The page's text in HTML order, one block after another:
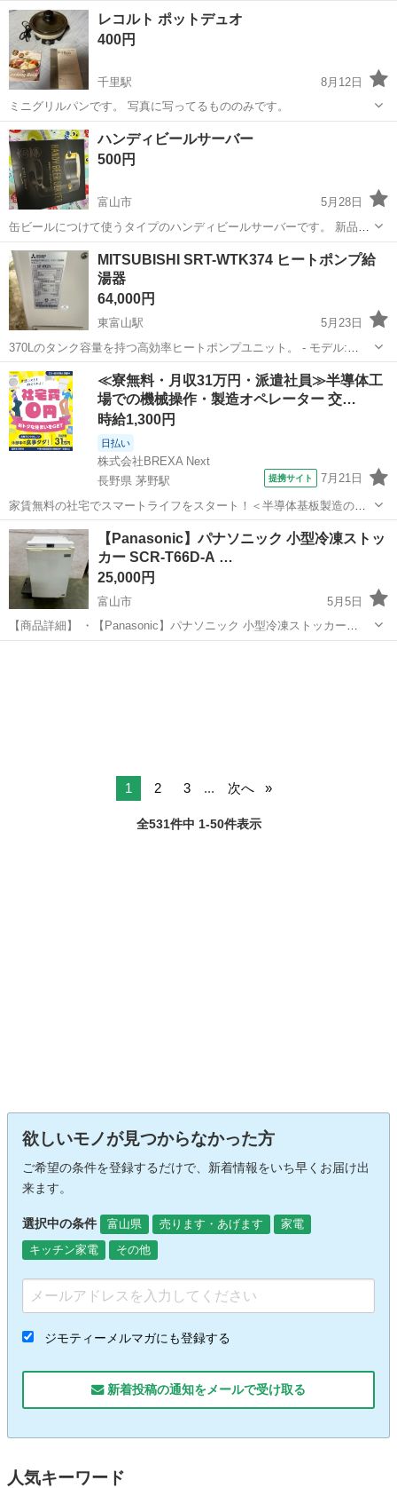
富山 中新川郡 越中三郷駅 キッチン家電
レコルト ポットデュオ
400円
千里駅
8月12日
ミニグリルパンです。 写真に写ってるもののみです。
富山 富山市 千里駅 キッチン家電
ハンディビールサーバー
500円
富山市
5月28日
缶ビールにつけて使うタイプのハンディビールサーバーです。 新品未
使用。 よろしくお願いします。
富山 富山市
MITSUBISHI SRT-WTK374 ヒートポンプ給
湯器
64,000円
東富山駅
5月23日
370Lのタンク容量を持つ高効率ヒートポンプユニット。 - モデル:
SRT-WTK374 - 電源: 200V - 周波数: 50-60Hz - 最大運転圧力: 193Pa -
タンク容量: 370L ご覧いただきあり...
富山 富山市 東富山駅 キッチン家電 SRT
≪寮無料・月収31万円・派遣社員≫半導体工
場での機械操作・製造オペレーター 交…
時給1,300円
日払い
株式会社BREXA Next
長野県 茅野駅
提携サイト 7月21日
家賃無料の社宅でスマートライフをスタート！＜半導体基板製造の機
械操作・検査＞ランチ代もかからないオトクな職場◎／稼ぎもしっか
り！月収例31万円／長野県茅野市 半導体基板の製造・検査 クリーンル
ーム内で、半導体基板の製造や検...
長野 茅野市 その他
【Panasonic】パナソニック 小型冷凍ストッ
カー SCR-T66D-A …
25,000円
富山市
5月5日
【商品詳細】 ・【Panasonic】パナソニック 小型冷凍ストッカー
SCR-T66D-A 動作確認済 2012年製 ホワイト 冷凍ストッカー 引出しタ
1 2 3 ... 次へ
全531件中 1-50件表示
欲しいモノが見つからなかった方
ご希望の条件を登録するだけで、新着情報をいち早くお届け出
来ます。
選択中の条件 富山県 売ります・あげます
家電
キッチン家電
その他
ジモティーメルマガにも登録する
新着投稿の通知をメールで受け取る
人気キーワード